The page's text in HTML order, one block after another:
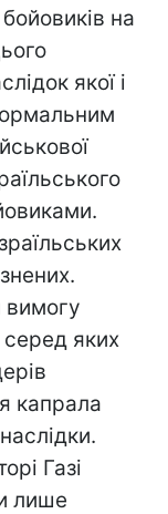
на
якої і
вимогу
серед яких
капрала
Газі
лише